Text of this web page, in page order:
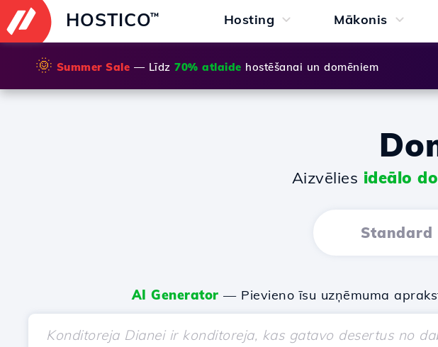
HOSTICO™ Hosting Mākonis
🌞 Summer Sale — Līdz 70% atlaide hostēšanai un domēniem
Aizvēlies ideālo
Standard
AI Generator — Pievieno īsu uzņēmuma